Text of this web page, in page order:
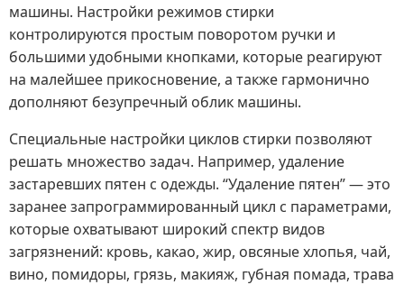
машины. Настройки режимов стирки
контролируются простым поворотом ручки и
большими удобными кнопками, которые реагируют
на малейшее прикосновение, а также гармонично
дополняют безупречный облик машины.
Специальные настройки циклов стирки позволяют
решать множество задач. Например, удаление
застаревших пятен с одежды. “Удаление пятен” — это
заранее запрограммированный цикл с параметрами,
которые охватывают широкий спектр видов
загрязнений: кровь, какао, жир, овсяные хлопья, чай,
вино, помидоры, грязь, макияж, губная помада, трава